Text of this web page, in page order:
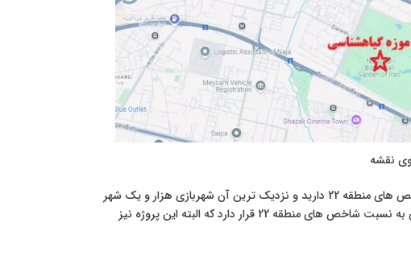
نقشه
همانطور که مشاهده فرمودید، پروژه وزرا در مروارید شهر فاصله دوری نسبت به شاخص های منطقه 22 دارید و نزدیک ترین آن شهربازی هزار و یک شهر
است که عملیات ساخت آن متوقف شده است اما پروژه وزرا پالاس در موقعیت خوبی به نسبت شاخص های منطقه 22 قرار دارد که البته این پروژه نیز